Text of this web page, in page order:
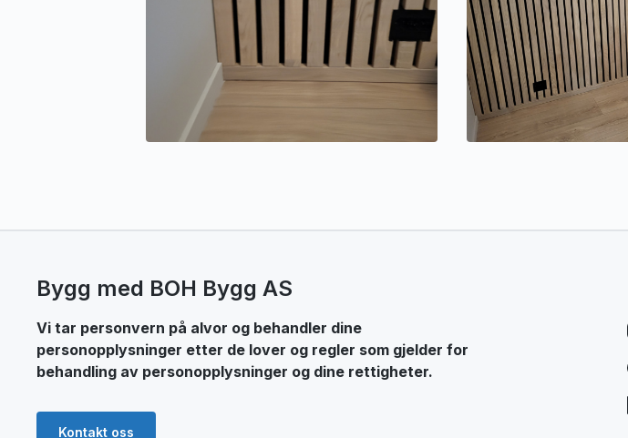
Bygg med BOH Bygg AS
Vi tar personvern på alvor og behandler dine
personopplysninger etter de lover og regler som gjelder for
behandling av personopplysninger og dine rettigheter.
Kontakt oss